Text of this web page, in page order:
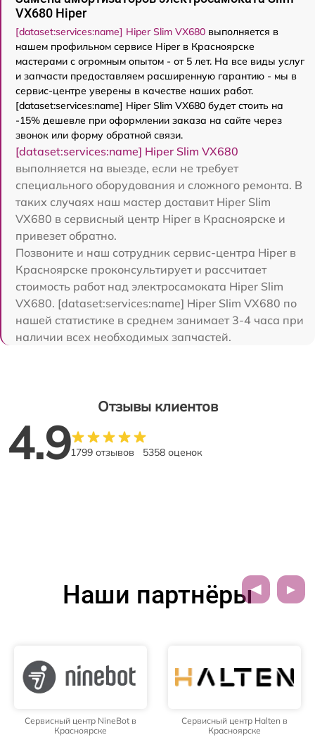
VX680 Hiper
[dataset:services:name] Hiper Slim VX680 выполняется в
нашем профильном сервисе Hiper в Красноярске
мастерами с огромным опытом - от 5 лет. На все виды услуг
и запчасти предоставляем расширенную гарантию - мы в
сервис-центре уверены в качестве наших работ.
[dataset:services:name] Hiper Slim VX680 будет стоить на
-15% дешевле при оформлении заказа на сайте через
звонок или форму обратной связи.
[dataset:services:name] Hiper Slim VX680
выполняется на выезде, если не требует
специального оборудования и сложного ремонта. В
таких случаях наш мастер доставит Hiper Slim
VX680 в сервисный центр Hiper в Красноярске и
привезет обратно.
Позвоните и наш сотрудник сервис-центра Hiper в
Красноярске проконсультирует и рассчитает
стоимость работ над электросамоката Hiper Slim
VX680. [dataset:services:name] Hiper Slim VX680 по
нашей статистике в среднем занимает 3-4 часа при
наличии всех необходимых запчастей.
Отзывы клиентов
4.91799 отзывов 5358 оценок
Наши партнёры
Сервисный центр NineBot в
Красноярске
Сервисный центр Halten в
Красноярске